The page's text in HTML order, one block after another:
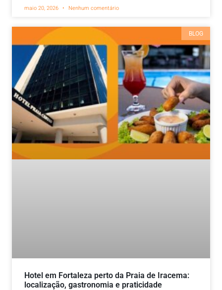
maio 20, 2026 Nenhum comentário
BLOG
Hotel em Fortaleza perto da Praia de Iracema:
localização, gastronomia e praticidade